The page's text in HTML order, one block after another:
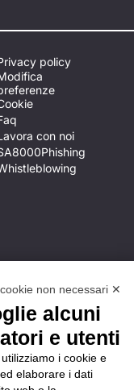
policy
con noi
Phishing
non necessari ✕
alcuni
e utenti
i cookie e
elaborare i dati